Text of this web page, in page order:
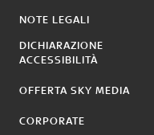
NOTE LEGALI
DICHIARAZIONE
ACCESSIBILITÀ
OFFERTA SKY MEDIA
CORPORATE